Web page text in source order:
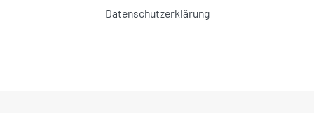
Datenschutzerklärung